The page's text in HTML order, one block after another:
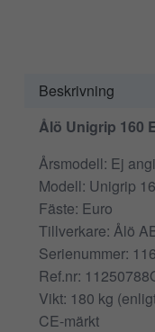
Beskrivning
Ålö Unigrip 160
Årsmodell: Ej
Modell: Unigrip
Fäste: Euro
Tillverkare: Ålö
Serienummer:
Ref.nr:
Vikt: 180 kg
CE-märkt